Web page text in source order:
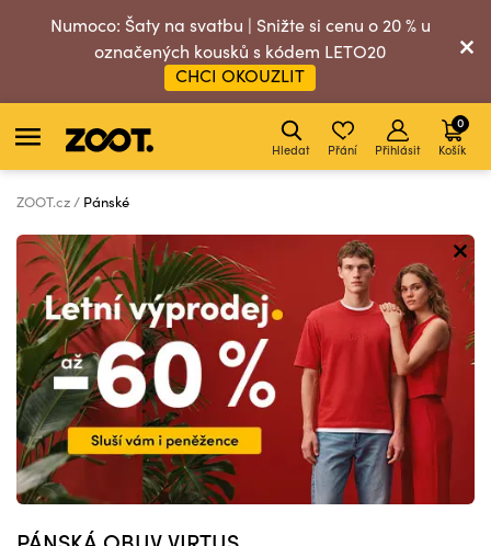
Numoco: Šaty na svatbu | Snižte si cenu o 20 % u
označených kousků s kódem LETO20
CHCI OKOUZLIT
Hledat Přání Přihlásit Košík
0
ZOOT.cz Pánské